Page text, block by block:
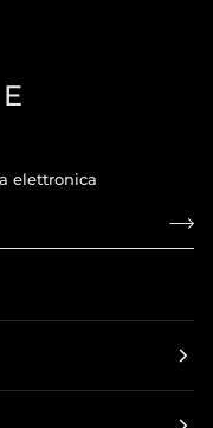
elettronica